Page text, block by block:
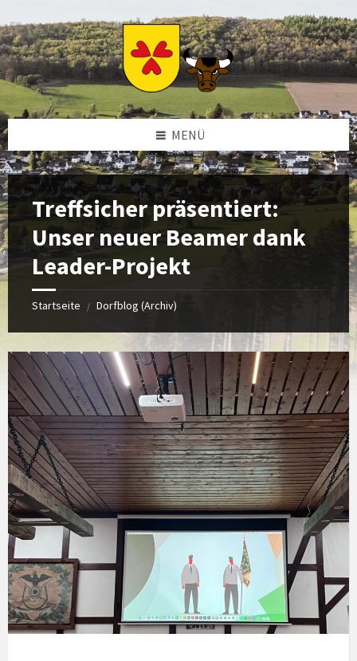
Inhalt
springen
linken
Sidebar
springen
rechten
Sidebar
springen
Footer
springen
MENÜ
Treffsicher präsentiert:
Unser neuer Beamer dank
Leader-Projekt
Startseite / Dorfblog (Archiv)